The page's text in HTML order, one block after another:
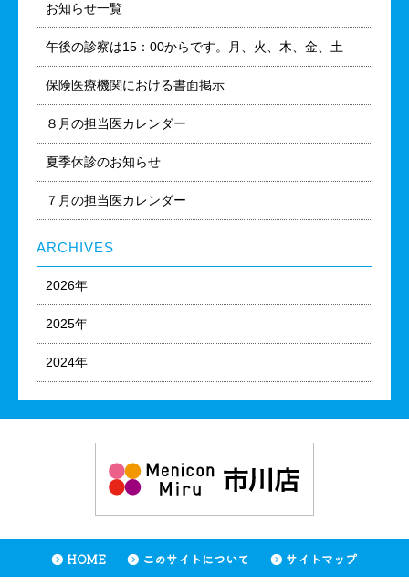
お知らせ一覧
午後の診察は15：00からです。月、火、木、金、土
保険医療機関における書面掲示
８月の担当医カレンダー
夏季休診のお知らせ
７月の担当医カレンダー
ARCHIVES
2026年
2025年
2024年
HOME このサイトについて サイトマップ